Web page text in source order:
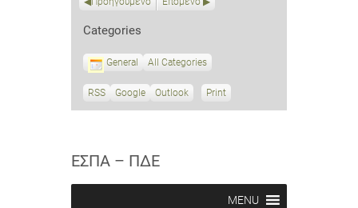
Categories
General All Categories
RSS
S
r
Google
S
r
Outlook Print
ΕΣΠΑ – ΠΔΕ
MENU